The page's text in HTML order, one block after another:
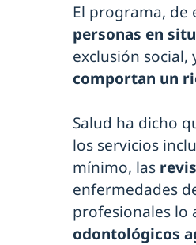
El programa, de
personas en
exclusión social,
comportan un
Salud ha dicho
los servicios
mínimo, las
enfermedades
profesionales lo
odontológicos